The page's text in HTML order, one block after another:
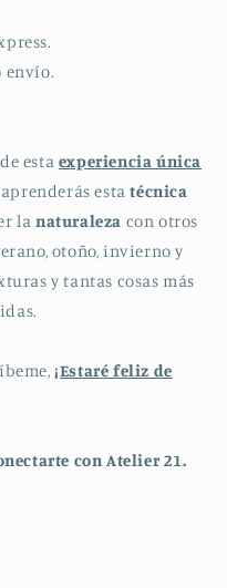
envío.
esta experiencia única
estatécnica
la naturaleza con otros
otoño, invierno y
y tantas cosas más
¡Estaré feliz de
con Atelier 21.